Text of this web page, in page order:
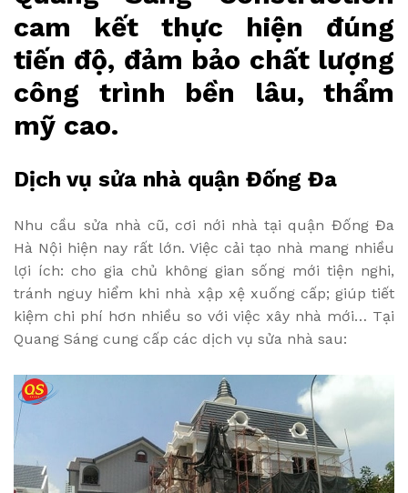
cam kết thực hiện đúng
tiến độ, đảm bảo chất lượng
công trình bền lâu, thẩm
mỹ cao.
Dịch vụ sửa nhà quận Đống Đa
Nhu cầu sửa nhà cũ, cơi nới nhà tại quận Đống Đa
Hà Nội hiện nay rất lớn. Việc cải tạo nhà mang nhiều
lợi ích: cho gia chủ không gian sống mới tiện nghi,
tránh nguy hiểm khi nhà xập xệ xuống cấp; giúp tiết
kiệm chi phí hơn nhiều so với việc xây nhà mới… Tại
Quang Sáng cung cấp các dịch vụ sửa nhà sau: